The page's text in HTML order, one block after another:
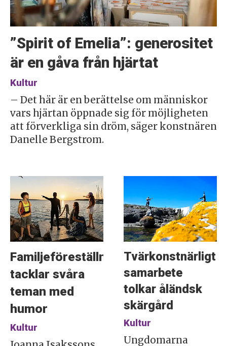
”Spirit of Emelia”: generositet
är en gåva från hjärtat
Kultur
– Det här är en berättelse om människor
vars hjärtan öppnade sig för möjligheten
att förverkliga sin dröm, säger konstnären
Danelle Bergstrom.
Familjeföreställning
tacklar svåra
teman med
humor
Kultur
Tvärkonstnärligt
samarbete
tolkar åländsk
skärgård
Kultur
Ungdomarna